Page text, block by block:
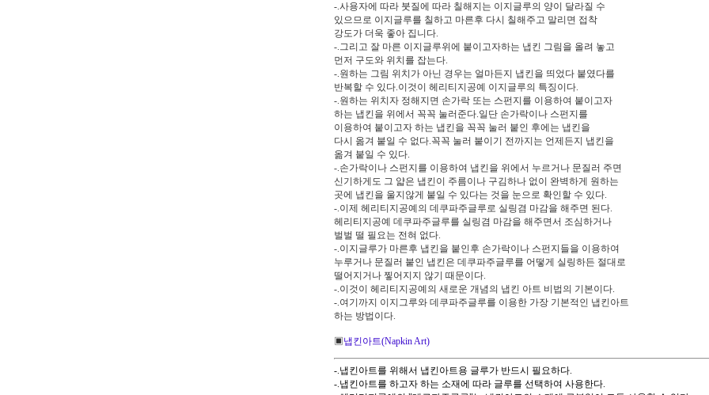
-.사용자에 따라 붓질에 따라 칠해지는 이지글루의 양이 달라질 수
있으므로 이지글루를 칠하고 마른후 다시 칠해주고 말리면 접착
강도가 더욱 좋아 집니다.
-.그리고 잘 마른 이지글루위에 붙이고자하는 냅킨 그림을 올려 놓고
먼저 구도와 위치를 잡는다.
-.원하는 그림 위치가 아닌 경우는 얼마든지 냅킨을 띄었다 붙였다를
반복할 수 있다.이것이 헤리티지공예 이지글루의 특징이다.
-.원하는 위치자 정해지면 손가락 또는 스펀지를 이용하여 붙이고자
하는 냅킨을 위에서 꼭꼭 눌러준다.일단 손가락이나 스펀지를
이용하여 붙이고자 하는 냅킨을 꼭꼭 눌러 붙인 후에는 냅킨을
다시 옮겨 붙일 수 없다.꼭꼭 눌러 붙이기 전까지는 언제든지 냅킨을
옮겨 붙일 수 있다.
-.손가락이나 스펀지를 이용하여 냅킨을 위에서 누르거나 문질러 주면
신기하게도 그 얇은 냅킨이 주름이나 구김하나 없이 완벽하게 원하는
곳에 냅킨을 울지않게 붙일 수 있다는 것을 눈으로 확인할 수 있다.
-.이제 헤리티지공예의 데쿠파주글루로 실링겸 마감을 해주면 된다.
헤리티지공예 데쿠파주글루를 실링겸 마감을 해주면서 조심하거나
벌벌 떨 필요는 전혀 없다.
-.이지글루가 마른후 냅킨을 붙인후 손가락이나 스펀지들을 이용하여
누루거나 문질러 붙인 냅킨은 데쿠파주글루를 어떻게 실링하든 절대로
떨어지거나 찧어지지 않기 때문이다.
-.이것이 헤리티지공예의 새로운 개념의 냅킨 아트 비법의 기본이다.
-.여기까지 이지그루와 데쿠파주글루를 이용한 가장 기본적인 냅킨아트
하는 방법이다.
▣ 냅킨아트(Napkin Art)
-.냅킨아트를 위해서 냅킨아트용 글루가 반드시 필요하다.
-.냅킨아트를 하고자 하는 소재에 따라 글루를 선택하여 사용한다.